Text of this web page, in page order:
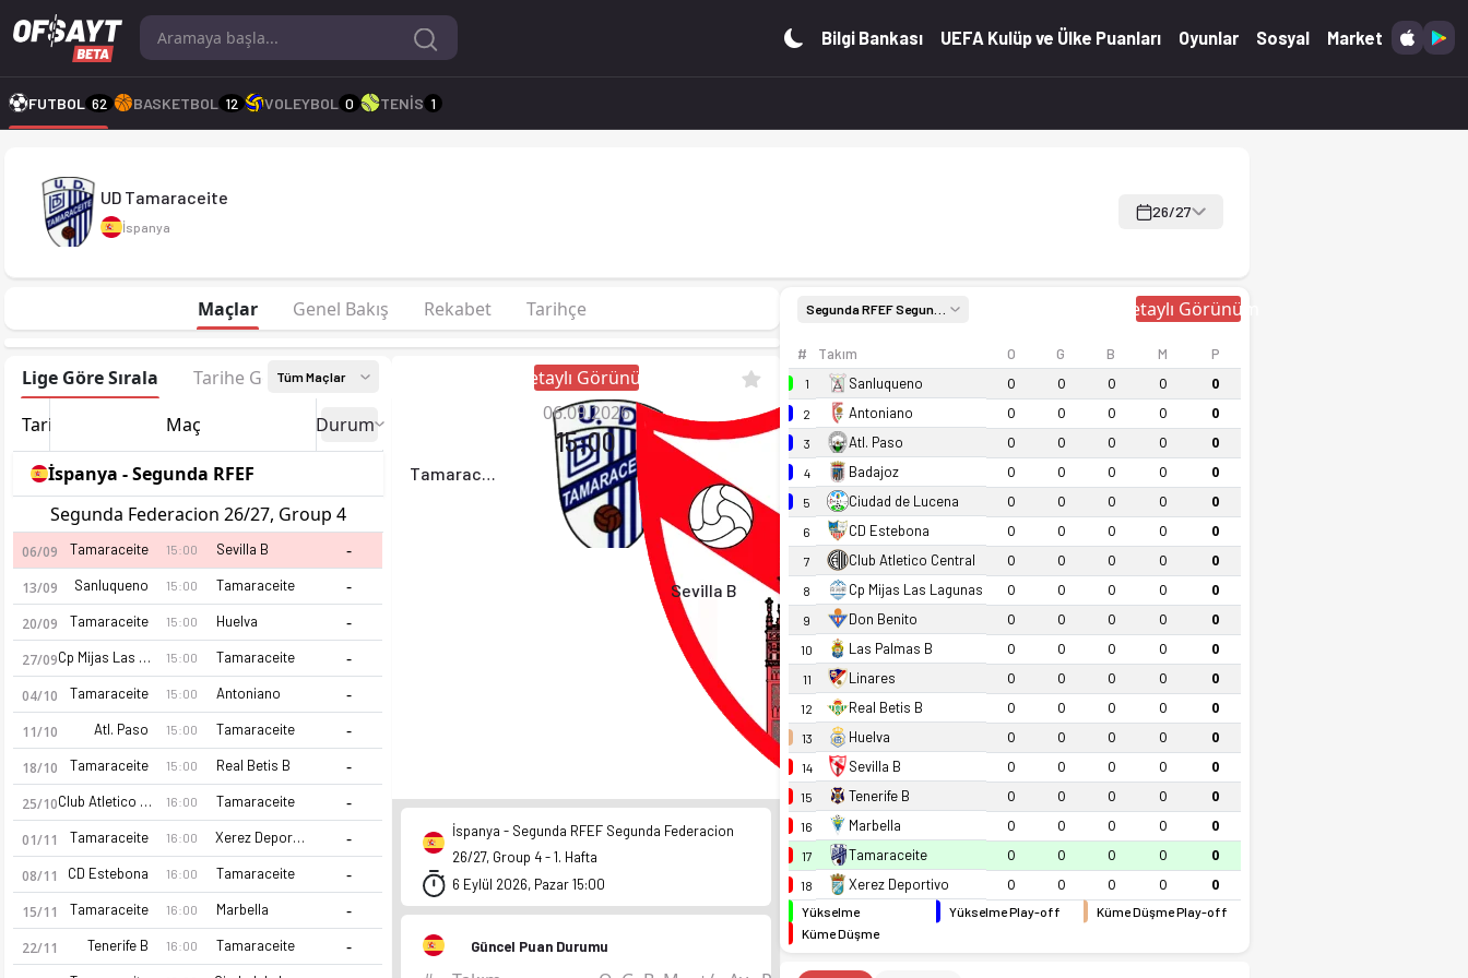
UD Tamaraceite 26-27 sezonu | Segunda RFEF Segunda Federacion 26/27, Group 4'de 1. sırada, 0 puan. Kadro, fikstür ve canlı skor Ofsayt'ta.
Bilgi Bankası UEFA Kulüp ve Ülke Puanları Oyunlar Sosyal Market
FUTBOL 62 BASKETBOL 12 VOLEYBOL 0 TENİS 1
UD Tamaraceite
İspanya
26/27
Maçlar Genel Bakış Rekabet Tarihçe
Lige Göre Sırala Tarihe Göre Sırala
Tüm Maçlar
Tarih Maç Durum
İspanya - Segunda RFEF
Segunda Federacion 26/27, Group 4
06/09 Tamaraceite 15:00 Sevilla B -
13/09 Sanluqueno 15:00 Tamaraceite -
20/09 Tamaraceite 15:00 Huelva -
27/09 Cp Mijas Las Lagunas 15:00 Tamaraceite -
04/10 Tamaraceite 15:00 Antoniano -
11/10 Atl. Paso 15:00 Tamaraceite -
18/10 Tamaraceite 15:00 Real Betis B -
25/10 Club Atletico Central 16:00 Tamaraceite -
01/11 Tamaraceite 16:00 Xerez Deportivo -
08/11 CD Estebona 16:00 Tamaraceite -
15/11 Tamaraceite 16:00 Marbella -
22/11 Tenerife B 16:00 Tamaraceite -
Detaylı Görünüm
Tamaraceite
06.09.2026
15:00
Sevilla B
İspanya - Segunda RFEF Segunda Federacion
26/27, Group 4 - 1. Hafta
6 Eylül 2026, Pazar 15:00
Güncel Puan Durumu
Detaylı Görünüm
# Takım O G B M P
1 Sanluqueno 0 0 0 0 0
2 Antoniano 0 0 0 0 0
3 Atl. Paso 0 0 0 0 0
4 Badajoz 0 0 0 0 0
5 Ciudad de Lucena 0 0 0 0 0
6 CD Estebona 0 0 0 0 0
7 Club Atletico Central 0 0 0 0 0
8 Cp Mijas Las Lagunas 0 0 0 0 0
9 Don Benito 0 0 0 0 0
10 Las Palmas B 0 0 0 0 0
11 Linares 0 0 0 0 0
12 Real Betis B 0 0 0 0 0
13 Huelva 0 0 0 0 0
14 Sevilla B 0 0 0 0 0
15 Tenerife B 0 0 0 0 0
16 Marbella 0 0 0 0 0
17 Tamaraceite 0 0 0 0 0
18 Xerez Deportivo 0 0 0 0 0
Yükselme Yükselme Play-off
Küme Düşme Play-off
Küme Düşme